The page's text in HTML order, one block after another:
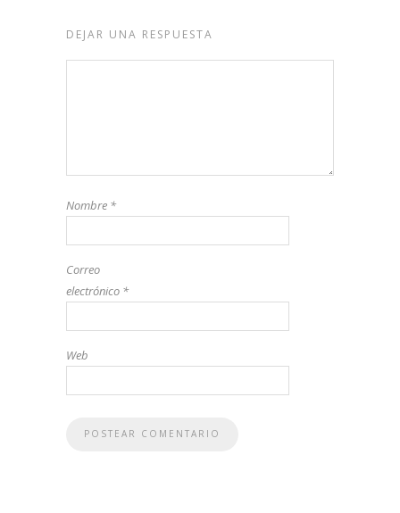
DEJAR UNA RESPUESTA
Nombre *
Correo
electrónico *
Web